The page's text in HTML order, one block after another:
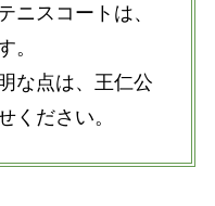
ニスコートは、
。
な点は、王仁公
ください。